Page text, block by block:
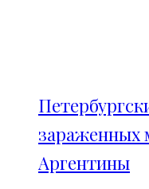
зараженных
Аргентины